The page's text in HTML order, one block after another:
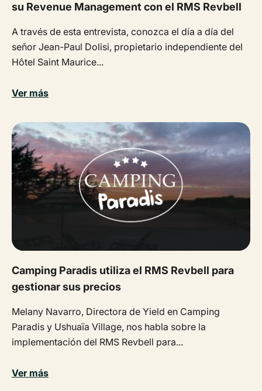
su Revenue Management con el RMS Revbell
A través de esta entrevista, conozca el día a día del
señor Jean-Paul Dolisi, propietario independiente del
Hôtel Saint Maurice...
Ver más
Camping Paradis utiliza el RMS Revbell para
gestionar sus precios
Melany Navarro, Directora de Yield en Camping
Paradis y Ushuaïa Village, nos habla sobre la
implementación del RMS Revbell para...
Ver más